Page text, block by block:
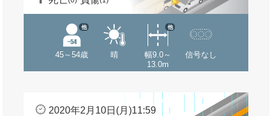
45～54歳
他
晴
幅9.0～
13.0m
他
信号なし
2020年2月10日(月)11:59